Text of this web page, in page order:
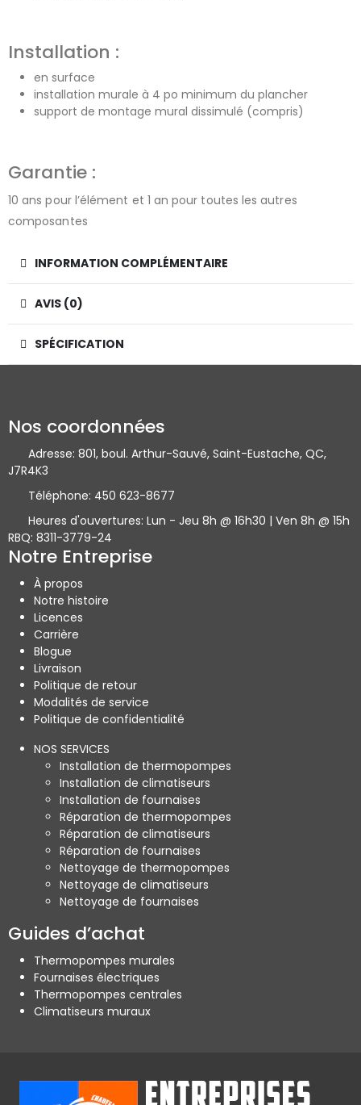
Installation :
en surface
installation murale à 4 po minimum du plancher
support de montage mural dissimulé (compris)
Garantie :
10 ans pour l’élément et 1 an pour toutes les autres
composantes
INFORMATION COMPLÉMENTAIRE
AVIS (0)
SPÉCIFICATION
Nos coordonnées
Adresse: 801, boul. Arthur-Sauvé, Saint-Eustache, QC,
J7R4K3
Téléphone: 450 623-8677
Heures d'ouvertures: Lun - Jeu 8h @ 16h30 | Ven 8h @ 15h
RBQ: 8311-3779-24
Notre Entreprise
À propos
Notre histoire
Licences
Carrière
Blogue
Livraison
Politique de retour
Modalités de service
Politique de confidentialité
NOS SERVICES
Installation de thermopompes
Installation de climatiseurs
Installation de fournaises
Réparation de thermopompes
Réparation de climatiseurs
Réparation de fournaises
Nettoyage de thermopompes
Nettoyage de climatiseurs
Nettoyage de fournaises
Guides d’achat
Thermopompes murales
Fournaises électriques
Thermopompes centrales
Climatiseurs muraux